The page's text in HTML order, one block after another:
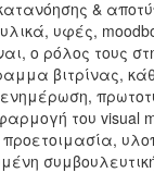
&
υφές,
ο ρόλος τους
βιτρίνας,
του visual